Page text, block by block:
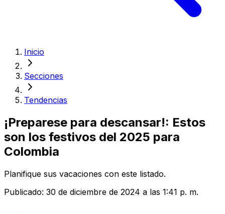
Inicio
Secciones
Tendencias
¡Preparese para descansar!: Estos
son los festivos del 2025 para
Colombia
Planifique sus vacaciones con este listado.
Publicado: 30 de diciembre de 2024 a las 1:41 p. m.